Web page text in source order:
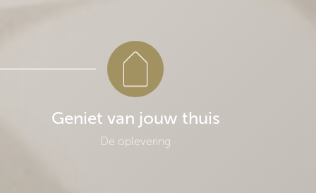
Geniet van jouw thuis
De oplevering